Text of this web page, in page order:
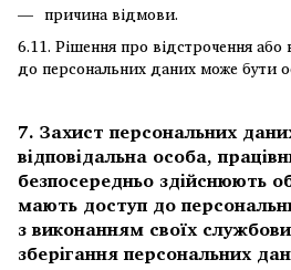
причина відмови.
6.11. Рішення про відстрочення або
до персональних даних може бути
7. Захист персональних
відповідальна особа,
безпосередньо здійснюють
мають доступ до
з виконанням своїх
зберігання персональних